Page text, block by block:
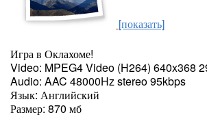
[показать]
Игра в Оклахоме!
Video: MPEG4 Video (H264) 640x368
Audio: AAC 48000Hz stereo 95kbps
Язык: Английский
Размер: 870 мб